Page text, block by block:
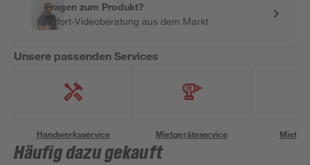
Fragen zum Produkt?
Sofort-Videoberatung aus dem Markt
Unsere passenden Services
Handwerksservice Mietgeräteservice
Häufig dazu gekauft